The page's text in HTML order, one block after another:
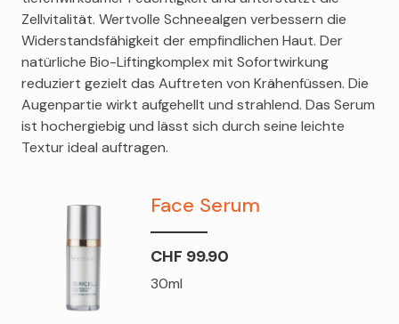
Zellvitalität. Wertvolle Schneealgen verbessern die
Widerstandsfähigkeit der empfindlichen Haut. Der
natürliche Bio-Liftingkomplex mit Sofortwirkung
reduziert gezielt das Auftreten von Krähenfüssen. Die
Augenpartie wirkt aufgehellt und strahlend. Das Serum
ist hochergiebig und lässt sich durch seine leichte
Textur ideal auftragen.
Face Serum
CHF 99.90
30ml